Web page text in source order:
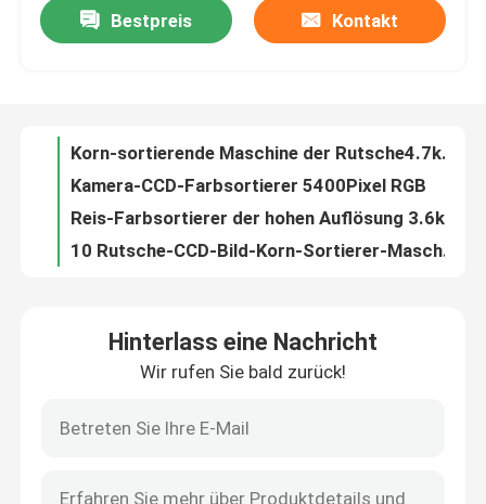
Über uns
Qualitätskontrolle
Treten Sie mit uns in Verbindung
Fordern Sie ein Zitat
Reisfarbsortierer
Kornfarbsortierer
Bestpreis Kontakt
Korn-sortierende Maschine der Rutsche4.7kw 8
Korn-Farbsortierer 3.0kw 2226mm
Scannender optischer Weizen-Farbhochgeschwindigkeitssortierer
8 Rutschautomatische Verdunkelung Weizen-Farbsortierer
Hinterlass eine Nachricht
Wir rufen Sie bald zurück!